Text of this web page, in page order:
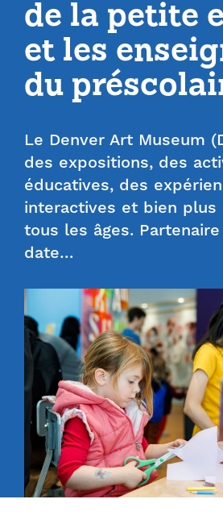
de la petite
et les
du
Le Denver Art Museum
des expositions, des
éducatives, des
interactives et bien plus
tous les âges.
date…